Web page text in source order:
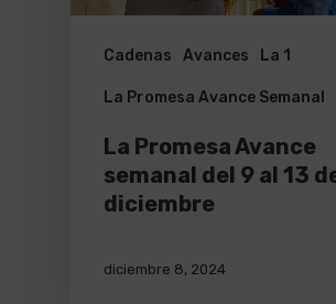
Cadenas Avances La 1
La Promesa Avance Semanal
La Promesa Avance
semanal del 9 al 13
diciembre
diciembre 8, 2024